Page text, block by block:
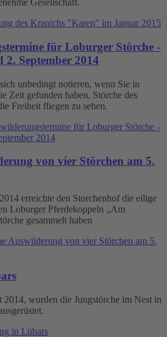
Gesellschaft.
des Kranichs "Karen" im Januar 2015
für Loburger Störche -
2. September 2014
unbedingt notieren, wenn Sie in
Zeit gefunden haben, Störche des
Freiheit fliegen zu sehen.
für Loburger Störche -
2014
von vier Störchen am 5.
erreichte den Storchenhof die eilige
Loburger Pferdekoppeln „Am
gesammelt haben
Auswilderung von vier Störchen am 5.
wurden die Jungstörche im Nest in
in Lübars